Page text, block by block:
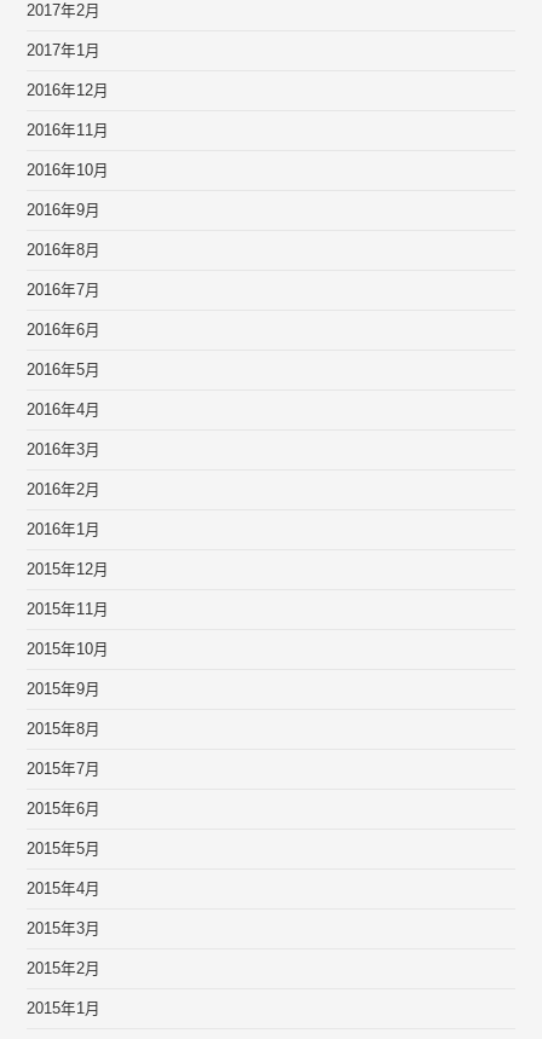
2017年2月
2017年1月
2016年12月
2016年11月
2016年10月
2016年9月
2016年8月
2016年7月
2016年6月
2016年5月
2016年4月
2016年3月
2016年2月
2016年1月
2015年12月
2015年11月
2015年10月
2015年9月
2015年8月
2015年7月
2015年6月
2015年5月
2015年4月
2015年3月
2015年2月
2015年1月